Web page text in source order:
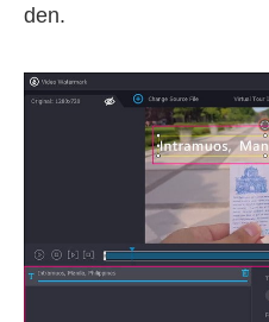
den.